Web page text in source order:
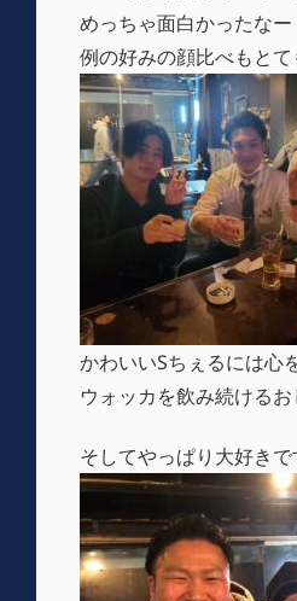
めっちゃ面白かったなー
例の好みの顔比べもとて
かわいいSちぇるには心
ウォッカを飲み続ける
そしてやっぱり大好き